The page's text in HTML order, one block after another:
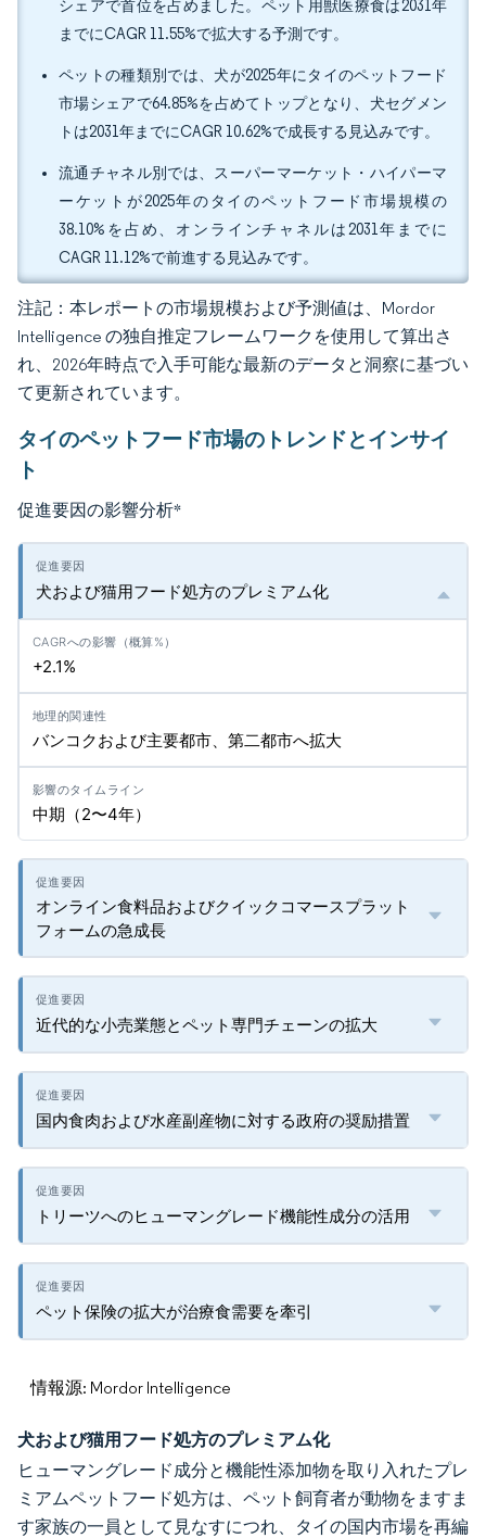
シェアで首位を占めました。ペット用獣医療食は2031年
までにCAGR 11.55%で拡大する予測です。
ペットの種類別では、犬が2025年にタイのペットフード
市場シェアで64.85%を占めてトップとなり、犬セグメン
トは2031年までにCAGR 10.62%で成長する見込みです。
流通チャネル別では、スーパーマーケット・ハイパーマ
ーケットが2025年のタイのペットフード市場規模の
38.10%を占め、オンラインチャネルは2031年までに
CAGR 11.12%で前進する見込みです。
注記：本レポートの市場規模および予測値は、Mordor
Intelligence の独自推定フレームワークを使用して算出さ
れ、2026年時点で入手可能な最新のデータと洞察に基づい
て更新されています。
タイのペットフード市場のトレンドとインサイ
ト
促進要因の影響分析*
犬および猫用フード処方のプレミアム化
+2.1%
バンコクおよび主要都市、第二都市へ拡大
中期（2〜4年）
オンライン食料品およびクイックコマースプラット
フォームの急成長
近代的な小売業態とペット専門チェーンの拡大
国内食肉および水産副産物に対する政府の奨励措置
トリーツへのヒューマングレード機能性成分の活用
ペット保険の拡大が治療食需要を牽引
情報源: Mordor Intelligence
犬および猫用フード処方のプレミアム化
ヒューマングレード成分と機能性添加物を取り入れたプレ
ミアムペットフード処方は、ペット飼育者が動物をますま
す家族の一員として見なすにつれ、タイの国内市場を再編